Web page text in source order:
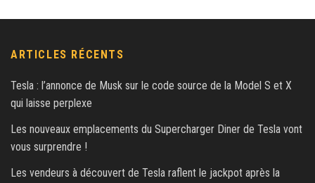
ARTICLES RÉCENTS
Tesla : l’annonce de Musk sur le code source de la Model S et X
qui laisse perplexe
Les nouveaux emplacements du Supercharger Diner de Tesla vont
vous surprendre !
Les vendeurs à découvert de Tesla raflent le jackpot après la